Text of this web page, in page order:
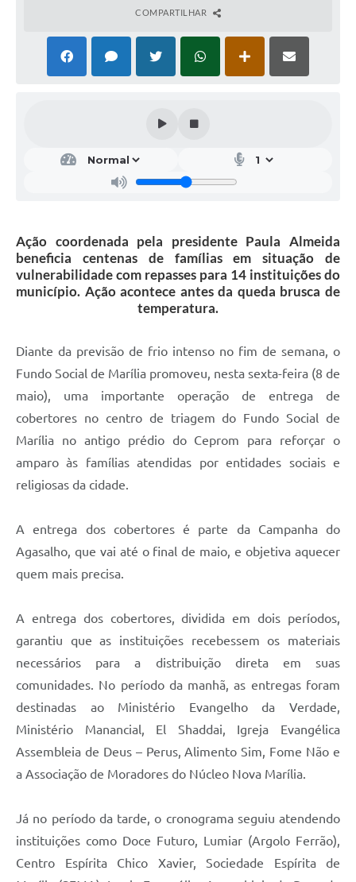
COMPARTILHAR
Ação coordenada pela presidente Paula Almeida
beneficia centenas de famílias em situação de
vulnerabilidade com repasses para 14 instituições do
município. Ação acontece antes da queda brusca de
temperatura.
Diante da previsão de frio intenso no fim de semana, o
Fundo Social de Marília promoveu, nesta sexta-feira (8 de
maio), uma importante operação de entrega de
cobertores no centro de triagem do Fundo Social de
Marília no antigo prédio do Ceprom para reforçar o
amparo às famílias atendidas por entidades sociais e
religiosas da cidade.
A entrega dos cobertores é parte da Campanha do
Agasalho, que vai até o final de maio, e objetiva aquecer
quem mais precisa.
A entrega dos cobertores, dividida em dois períodos,
garantiu que as instituições recebessem os materiais
necessários para a distribuição direta em suas
comunidades. No período da manhã, as entregas foram
destinadas ao Ministério Evangelho da Verdade,
Ministério Manancial, El Shaddai, Igreja Evangélica
Assembleia de Deus – Perus, Alimento Sim, Fome Não e
a Associação de Moradores do Núcleo Nova Marília.
Já no período da tarde, o cronograma seguiu atendendo
instituições como Doce Futuro, Lumiar (Argolo Ferrão),
Centro Espírita Chico Xavier, Sociedade Espírita de